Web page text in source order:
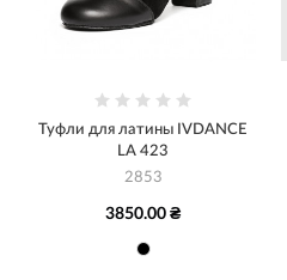
Туфли для латины IVDANCE
LA 423
2853
3850.00 ₴